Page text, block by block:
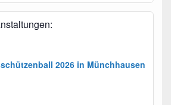
2026 in Münchhausen